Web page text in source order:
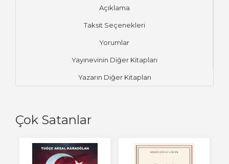
Açıklama
Taksit Seçenekleri
Yorumlar
Yayınevinin Diğer Kitapları
Yazarın Diğer Kitapları
Çok Satanlar